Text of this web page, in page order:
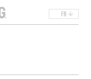
FR